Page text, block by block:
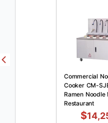
Commercial
Cooker CM-
Ramen
Restaurant
$